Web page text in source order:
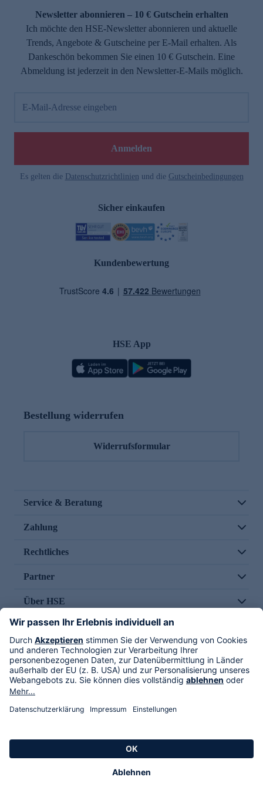
Newsletter abonnieren – 10 € Gutschein erhalten
Ich möchte den HSE-Newsletter abonnieren und aktuelle
Trends, Angebote & Gutscheine per E-Mail erhalten. Als
Dankeschön bekommen Sie einen 10 € Gutschein. Eine
Abmeldung ist jederzeit in den Newsletter-E-Mails möglich.
E-Mail-Adresse eingeben
Anmelden
Es gelten die Datenschutzrichtlinien und die Gutscheinbedingungen
Sicher einkaufen
Kundenbewertung
HSE App
Bestellung widerrufen
Widerrufsformular
Service & Beratung
Zahlung
Rechtliches
Partner
Über HSE
Im TV
HSE International